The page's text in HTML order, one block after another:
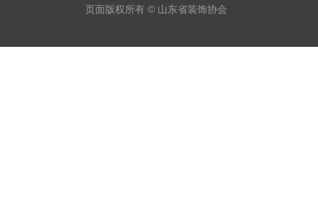
页面版权所有 © 山东省装饰协会